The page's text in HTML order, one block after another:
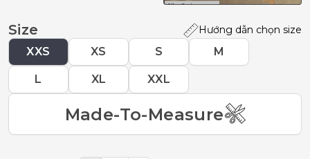
Size Hướng dẫn chọn size
XXS XS S M
L XL XXL
Made-To-Measure